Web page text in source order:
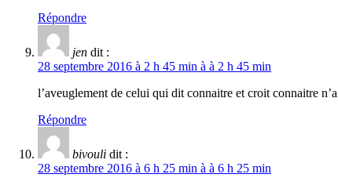
Répondre
jen dit :
28 septembre 2016 à 2 h 45 min à à 2 h 45 min
l’aveuglement de celui qui dit connaitre et croit connaitre
Répondre
bivouli dit :
28 septembre 2016 à 6 h 25 min à à 6 h 25 min